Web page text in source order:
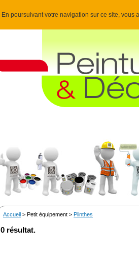
En poursuivant votre navigation sur ce site,
Accueil > Petit équipement > Plinthes
0 résultat.